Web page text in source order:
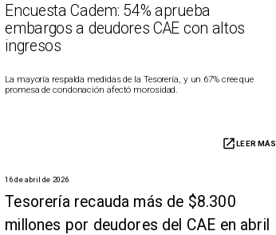
Encuesta Cadem: 54% aprueba
embargos a deudores CAE con altos
ingresos
La mayoría respalda medidas de la Tesorería, y un 67% cree que
promesa de condonación afectó morosidad.
LEER MÁS
16 de abril de 2026
Tesorería recauda más de $8.300
millones por deudores del CAE en abril